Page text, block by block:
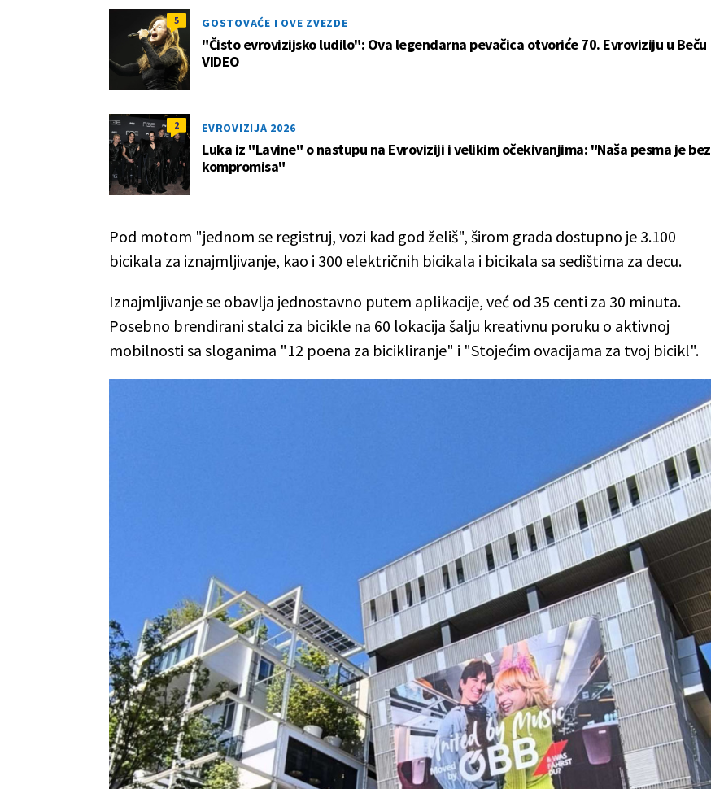
5 GOSTOVAĆE I OVE ZVEZDE
"Čisto evrovizijsko ludilo": Ova legendarna pevačica otvoriće 70. Evroviziju u Beču
VIDEO
2 EVROVIZIJA 2026
Luka iz "Lavine" o nastupu na Evroviziji i velikim očekivanjima: "Naša pesma je bez
kompromisa"
Pod motom "jednom se registruj, vozi kad god želiš", širom grada dostupno je 3.100
bicikala za iznajmljivanje, kao i 300 električnih bicikala i bicikala sa sedištima za decu.
Iznajmljivanje se obavlja jednostavno putem aplikacije, već od 35 centi za 30 minuta.
Posebno brendirani stalci za bicikle na 60 lokacija šalju kreativnu poruku o aktivnoj
mobilnosti sa sloganima "12 poena za bicikliranje" i "Stojećim ovacijama za tvoj bicikl".